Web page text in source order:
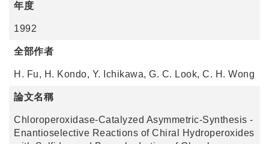
年度
1992
全部作者
H. Fu, H. Kondo, Y. Ichikawa, G. C. Look, C. H. Wong
論文名稱
Chloroperoxidase-Catalyzed Asymmetric-Synthesis -
Enantioselective Reactions of Chiral Hydroperoxides